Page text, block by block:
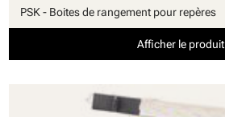
PSK - Boites de rangement pour repères
Afficher le produit